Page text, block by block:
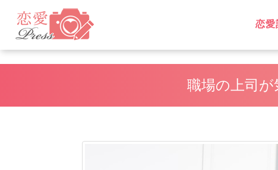
恋愛
不倫
無
片
復縁
失恋
浮気
遠
略
ソ
ス
恋
笑
子
出
デ
同
結婚
男
恋
ハ
ヘ
職場の上司